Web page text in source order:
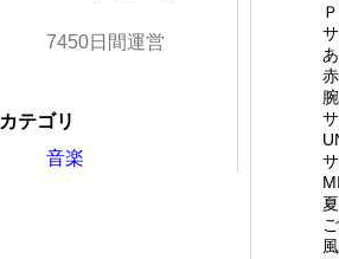
7450日間運営
カテゴリ
音楽